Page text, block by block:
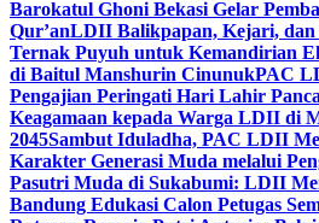
Barokatul Ghoni Bekasi Gelar
Qur’anLDII Balikpapan, Kejari, dan
Ternak Puyuh untuk Kemandirian
di Baitul Manshurin CinunukPAC
Pengajian Peringati Hari Lahir
Keagamaan kepada Warga LDII di
2045Sambut Iduladha, PAC LDII
Karakter Generasi Muda melalui
Pasutri Muda di Sukabumi: LDII
Bandung Edukasi Calon Petugas